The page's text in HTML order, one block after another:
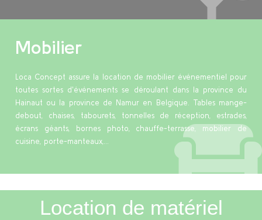
Mobilier
Loca Concept assure la location de mobilier événementiel pour
toutes sortes d'événements se déroulant dans la province du
Hainaut ou la province de Namur en Belgique. Tables mange-
debout, chaises, tabourets, tonnelles de réception, estrades,
écrans géants, bornes photo, chauffe-terrasse, mobilier de
cuisine, porte-manteaux,...
Location de matériel